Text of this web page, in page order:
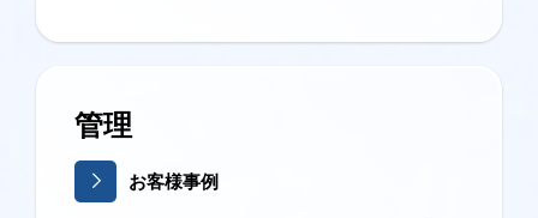
管理
お客様事例